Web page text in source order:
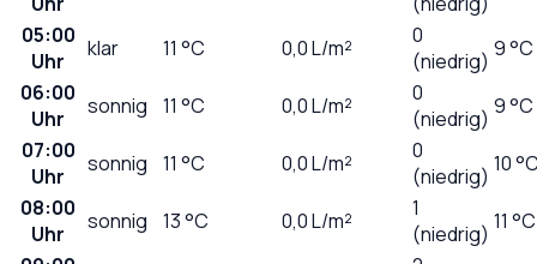
05:00
Uhr
klar 11 °C 0,0L/m²
0
(niedrig) 9 °C
06:00
Uhr
sonnig 11 °C 0,0L/m²
0
(niedrig) 9 °C
07:00
Uhr
sonnig 11 °C 0,0L/m²
0
(niedrig) 10
08:00
Uhr
sonnig 13°C 0,0L/m²
1
(niedrig) 11 °C